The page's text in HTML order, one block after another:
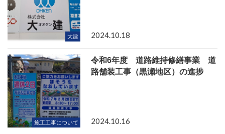
大建 2024.10.18
施工工事について
令和6年度 道路維持修繕事業 道
路舗装工事（黒瀬地区）の進捗
2024.10.16